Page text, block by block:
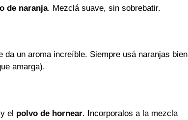
de naranja. Mezclá suave, sin sobrebatir.
da un aroma increíble. Siempre usá naranjas bien
amarga).
el polvo de hornear. Incorporalos a la mezcla